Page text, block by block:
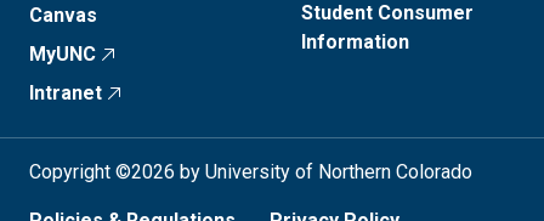
Canvas
MyUNC
Intranet
Student Consumer
Information
Copyright ©2026 by University of Northern Colorado